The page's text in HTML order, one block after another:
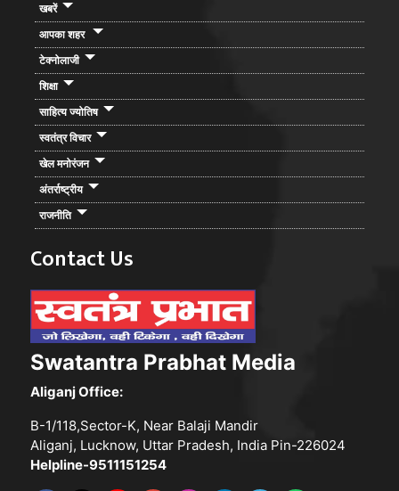
खबरें
आपका शहर
टेक्नोलाजी
शिक्षा
साहित्य ज्योतिष
स्वतंत्र विचार
खेल मनोरंजन
अंतर्राष्ट्रीय
राजनीति
Contact Us
Swatantra Prabhat Media
Aliganj Office:
B-1/118,Sector-K, Near Balaji Mandir
Aliganj, Lucknow, Uttar Pradesh, India Pin-226024
Helpline-9511151254